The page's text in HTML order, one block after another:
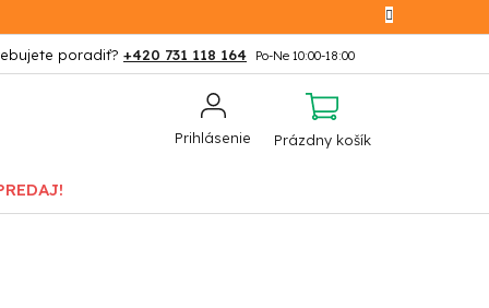
+420 731 118 164
Prihlásenie
NÁKUPNÝ
Prázdny košík